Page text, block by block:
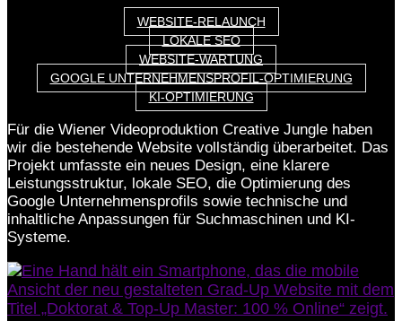
WEBSITE-RELAUNCH
LOKALE SEO
WEBSITE-WARTUNG
GOOGLE UNTERNEHMENSPROFIL-OPTIMIERUNG
KI-OPTIMIERUNG
Für die Wiener Videoproduktion Creative Jungle haben
wir die bestehende Website vollständig überarbeitet. Das
Projekt umfasste ein neues Design, eine klarere
Leistungsstruktur, lokale SEO, die Optimierung des
Google Unternehmensprofils sowie technische und
inhaltliche Anpassungen für Suchmaschinen und KI-
Systeme.